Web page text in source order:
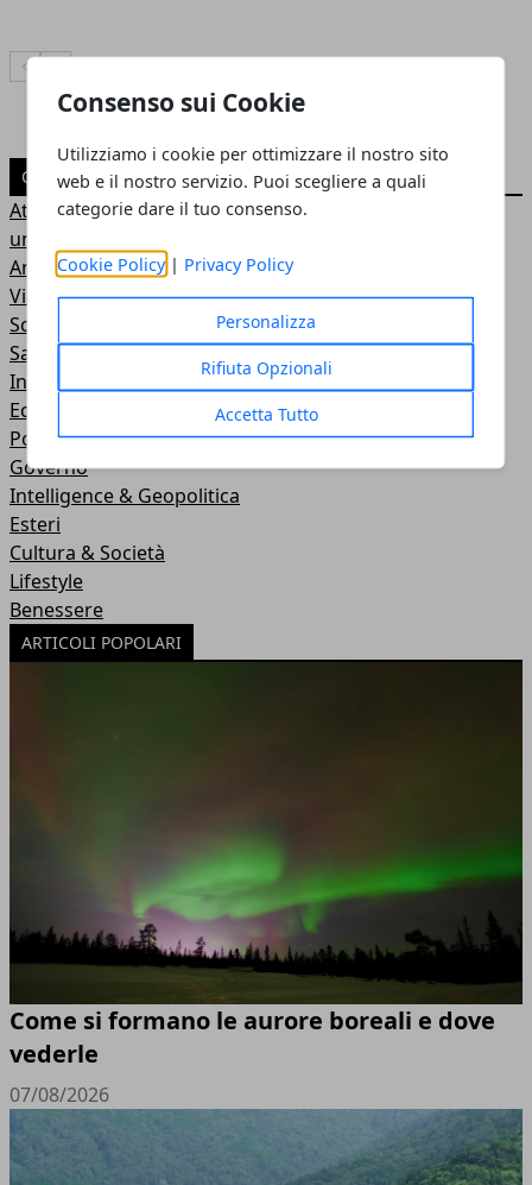
Consenso sui Cookie
Utilizziamo i cookie per ottimizzare il nostro sito
web e il nostro servizio. Puoi scegliere a quali
categorie dare il tuo consenso.
Cookie Policy | Privacy Policy
Personalizza
Rifiuta Opzionali
Accetta Tutto
Articolo Precedente
CATEGORIE
Attualità
uncategorized
Ambiente e Casa
Viaggi
Scienza e Tecnologia
Salute
Intrattenimento
Economia & Lavoro
Politica
Governo
Intelligence & Geopolitica
Esteri
Cultura & Società
Lifestyle
Benessere
ARTICOLI POPOLARI
Come si formano le aurore boreali e dove
vederle
07/08/2026